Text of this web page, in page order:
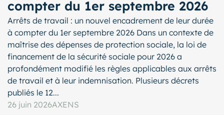
compter du 1er septembre 2026
Arrêts de travail : un nouvel encadrement de leur durée
à compter du 1er septembre 2026 Dans un contexte de
maîtrise des dépenses de protection sociale, la loi de
financement de la sécurité sociale pour 2026 a
profondément modifié les règles applicables aux arrêts
de travail et à leur indemnisation. Plusieurs décrets
publiés le 12...
26 juin 2026AXENS